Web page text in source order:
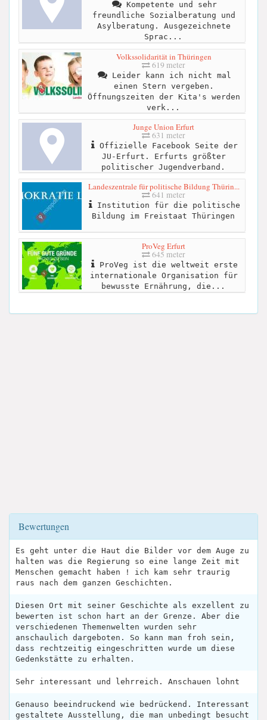
Kompetente und sehr
freundliche Sozialberatung und
Asylberatung. Ausgezeichnete
Sprac...
Volkssolidarität in Thüringen
619 meter
Leider kann ich nicht mal
einen Stern vergeben.
Öffnungszeiten der Kita's werden
verk...
Junge Union Erfurt
631 meter
Offizielle Facebook Seite der
JU-Erfurt. Erfurts größter
politischer Jugendverband.
Landeszentrale für politische Bildung Thürin...
641 meter
Institution für die politische
Bildung im Freistaat Thüringen
ProVeg Erfurt
645 meter
ProVeg ist die weltweit erste
internationale Organisation für
bewusste Ernährung, die...
Bewertungen
Es geht unter die Haut die Bilder vor dem Auge zu
halten was die Regierung so eine lange Zeit mit
Menschen gemacht haben ! ich kam sehr traurig
raus nach dem ganzen Geschichten.
Diesen Ort mit seiner Geschichte als exzellent zu
bewerten ist schon hart an der Grenze. Aber die
verschiedenen Themenwelten wurden sehr
anschaulich dargeboten. So kann man froh sein,
dass rechtzeitig eingeschritten wurde um diese
Gedenkstätte zu erhalten.
Sehr interessant und lehrreich. Anschauen lohnt
Genauso beeindruckend wie bedrückend. Interessant
gestaltete Ausstellung, die man unbedingt besucht